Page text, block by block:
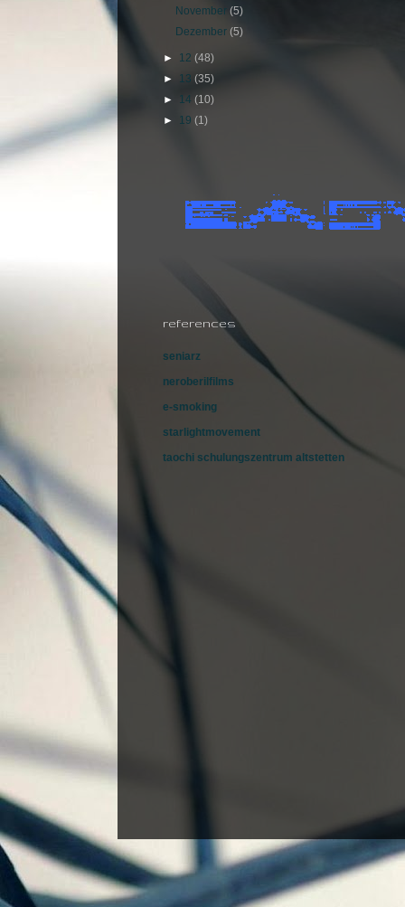
November(5)
Dezember(5)
► 12 (48)
► 13 (35)
► 14 (10)
► 19 (1)
references
seniarz
neroberilfilms
e-smoking
starlightmovement
taochi schulungszentrum altstetten